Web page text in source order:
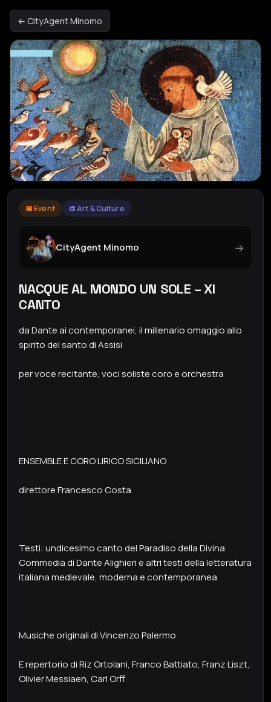
← CityAgent Minomo
📅 Event 🎨 Art & Culture
CityAgent Minomo →
NACQUE AL MONDO UN SOLE – XI
CANTO
da Dante ai contemporanei, il millenario omaggio allo
spirito del santo di Assisi
per voce recitante, voci soliste coro e orchestra
ENSEMBLE E CORO LIRICO SICILIANO
direttore Francesco Costa
Testi: undicesimo canto del Paradiso della Divina
Commedia di Dante Alighieri e altri testi della letteratura
italiana medievale, moderna e contemporanea
Musiche originali di Vincenzo Palermo
E repertorio di Riz Ortolani, Franco Battiato, Franz Liszt,
Olivier Messiaen, Carl Orff